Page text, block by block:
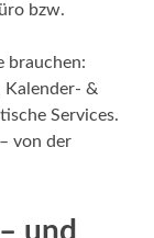
bzw.
brauchen:
&
Services.
von der
und